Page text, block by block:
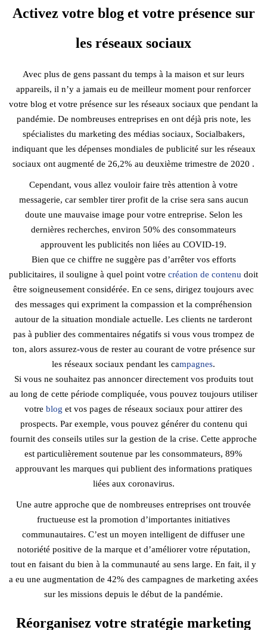
Activez votre blog et votre présence sur
les réseaux sociaux
Avec plus de gens passant du temps à la maison et sur leurs
appareils, il n’y a jamais eu de meilleur moment pour renforcer
votre blog et votre présence sur les réseaux sociaux que pendant la
pandémie. De nombreuses entreprises en ont déjà pris note, les
spécialistes du marketing des médias sociaux, Socialbakers,
indiquant que les dépenses mondiales de publicité sur les réseaux
sociaux ont augmenté de 26,2% au deuxième trimestre de 2020 .
Cependant, vous allez vouloir faire très attention à votre
messagerie, car sembler tirer profit de la crise sera sans aucun
doute une mauvaise image pour votre entreprise. Selon les
dernières recherches, environ 50% des consommateurs
approuvent les publicités non liées au COVID-19.
Bien que ce chiffre ne suggère pas d’arrêter vos efforts
publicitaires, il souligne à quel point votre création de contenu doit
être soigneusement considérée. En ce sens, dirigez toujours avec
des messages qui expriment la compassion et la compréhension
autour de la situation mondiale actuelle. Les clients ne tarderont
pas à publier des commentaires négatifs si vous vous trompez de
ton, alors assurez-vous de rester au courant de votre présence sur
les réseaux sociaux pendant les campagnes.
Si vous ne souhaitez pas annoncer directement vos produits tout
au long de cette période compliquée, vous pouvez toujours utiliser
votre blog et vos pages de réseaux sociaux pour attirer des
prospects. Par exemple, vous pouvez générer du contenu qui
fournit des conseils utiles sur la gestion de la crise. Cette approche
est particulièrement soutenue par les consommateurs, 89%
approuvant les marques qui publient des informations pratiques
liées aux coronavirus.
Une autre approche que de nombreuses entreprises ont trouvée
fructueuse est la promotion d’importantes initiatives
communautaires. C’est un moyen intelligent de diffuser une
notoriété positive de la marque et d’améliorer votre réputation,
tout en faisant du bien à la communauté au sens large. En fait, il y
a eu une augmentation de 42% des campagnes de marketing axées
sur les missions depuis le début de la pandémie.
Réorganisez votre stratégie marketing